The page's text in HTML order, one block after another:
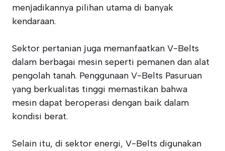
menjadikannya pilihan utama di banyak
kendaraan.
Sektor pertanian juga memanfaatkan V-Belts
dalam berbagai mesin seperti pemanen dan alat
pengolah tanah. Penggunaan V-Belts Pasuruan
yang berkualitas tinggi memastikan bahwa
mesin dapat beroperasi dengan baik dalam
kondisi berat.
Selain itu, di sektor energi, V-Belts digunakan